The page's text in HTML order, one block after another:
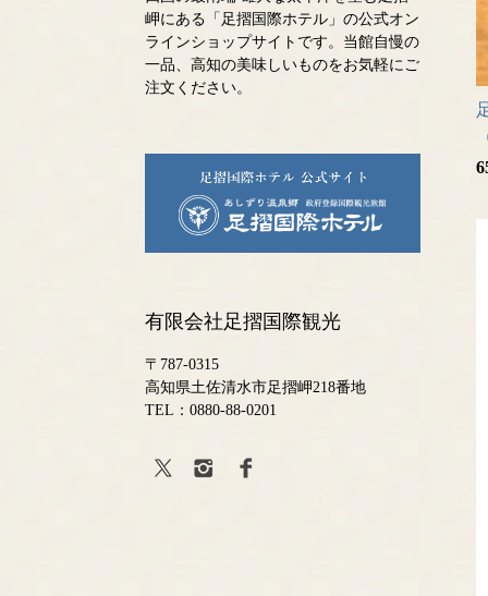
岬にある「足摺国際ホテル」の公式オン
ラインショップサイトです。当館自慢の
一品、高知の美味しいものをお気軽にご
注文ください。
有限会社足摺国際観光
〒787-0315
高知県土佐清水市足摺岬218番地
TEL： 0880-88-0201